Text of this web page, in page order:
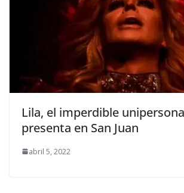
Lila, el imperdible
presenta en San Juan
abril 5, 2022